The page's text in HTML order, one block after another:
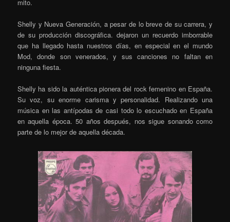
mito.
Shelly y Nueva Generación, a pesar de lo breve de su carrera, y
de su producción discográfica. dejaron un recuerdo imborrable
que ha llegado hasta nuestros días, en especial en el mundo
Mod, donde son venerados, y sus canciones no faltan en
ninguna fiesta.
Shelly ha sido la auténtica pionera del rock femenino en España.
Su voz, su enorme carisma y personalidad. Realizando una
música en las antípodas de casi todo lo escuchado en España
en aquella época. 50 años después, nos sigue sonando como
parte de lo mejor de aquella década.